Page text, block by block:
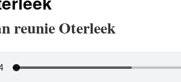
reunie Oterleek